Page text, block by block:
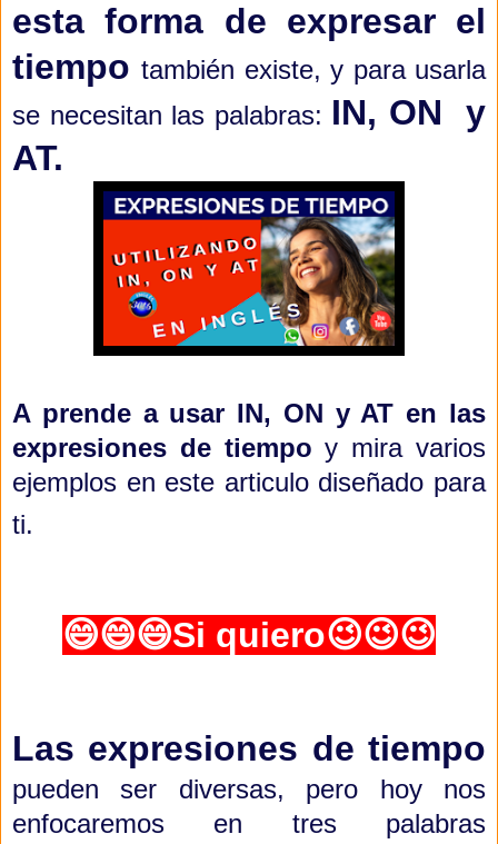
esta forma de expresar el
tiempotambién existe, y para usarla
se necesitan las palabras: IN, ON y
AT.
A prende a usar IN, ON y AT en las
expresiones de tiempoy mira varios
ejemplos en este articulo diseñado para
ti.
😄😄😄Si quiero😉😉😉
Las expresiones de tiempo
pueden ser diversas, pero hoy nos
enfocaremos en tres palabras